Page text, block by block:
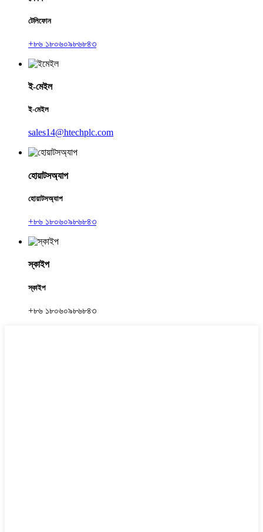
টেলিফোন
+৮৬ ১৮০৬০৯৮৬৮৪৩
ই-মেইল
ই-মেইল
sales14@htechplc.com
হোয়াটসঅ্যাপ
হোয়াটসঅ্যাপ
+৮৬ ১৮০৬০৯৮৬৮৪৩
স্কাইপ
স্কাইপ
+৮৬ ১৮০৬০৯৮৬৮৪৩